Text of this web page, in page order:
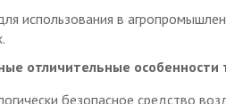
использования в
отличительные особенности
безопасное средство